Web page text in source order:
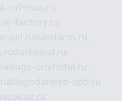
1-mus.ru
factory.ru
jun.rubandamn.ru
darksand.ru
cityhotel.ru
blagodarenie-spb.ru